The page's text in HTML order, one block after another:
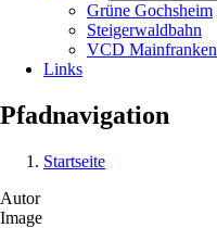
Grüne Gochsheim
Steigerwaldbahn
VCD Mainfranken
Links
Pfadnavigation
Startseite
Autor
Image